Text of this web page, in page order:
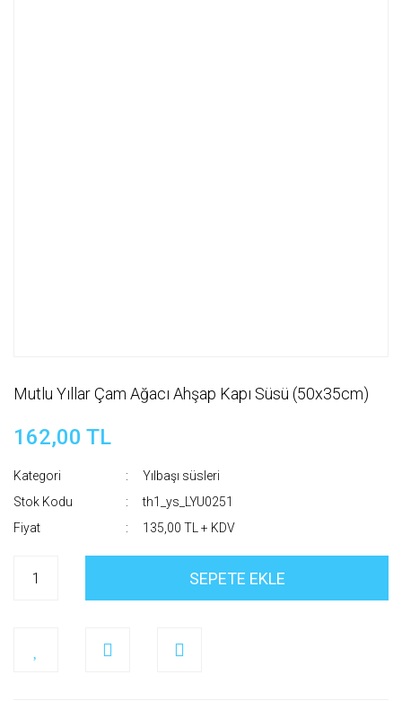
Mutlu Yıllar Çam Ağacı Ahşap Kapı Süsü (50x35cm)
162,00 TL
Kategori
Yılbaşı süsleri
Stok Kodu
th1_ys_LYU0251
Fiyat
135,00 TL + KDV
SEPETE EKLE